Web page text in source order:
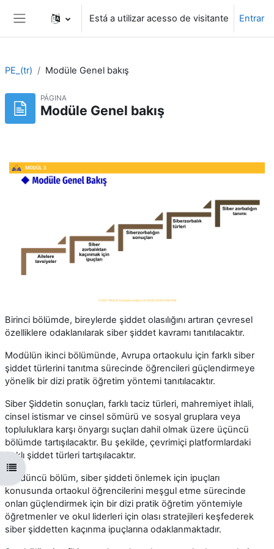
Ir para o conteúdo principal
Está a utilizar acesso de visitante Entrar
Abrir índice da disciplina
PE_(tr) Modüle Genel bakış
PÁGINA
Modüle Genel bakış
Birinci bölümde, bireylerde şiddet olasılığını artıran çevresel
özelliklere odaklanılarak siber şiddet kavramı tanıtılacaktır.
Modülün ikinci bölümünde, Avrupa ortaokulu için farklı siber
şiddet türlerini tanıtma sürecinde öğrencileri güçlendirmeye
yönelik bir dizi pratik öğretim yöntemi tanıtılacaktır.
Siber Şiddetin sonuçları, farklı taciz türleri, mahremiyet ihlali,
cinsel istismar ve cinsel sömürü ve sosyal gruplara veya
topluluklara karşı önyargı suçları dahil olmak üzere üçüncü
bölümde tartışılacaktır. Bu şekilde, çevrimiçi platformlardaki
farklı şiddet türleri tartışılacaktır.
Dördüncü bölüm, siber şiddeti önlemek için ipuçları
konusunda ortaokul öğrencilerini meşgul etme sürecinde
onları güçlendirmek için bir dizi pratik öğretim yöntemiyle
öğretmenler ve okul liderleri için olası stratejileri keşfederek
siber şiddetten kaçınma ipuçlarına odaklanmaktadır.